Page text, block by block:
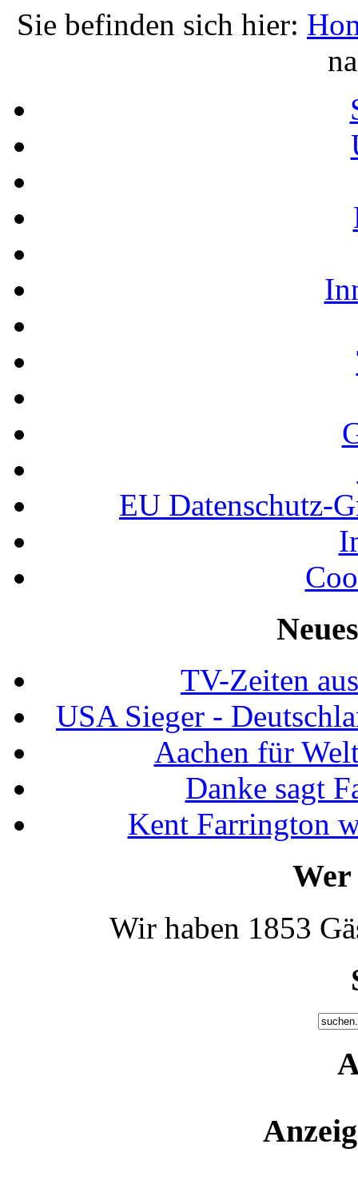
Sie befinden sich hier:
EU Datenschutz-
TV-Zeiten
USA Sieger -
Aachen für
Danke sagt
Kent Farrington
Wir haben 1853